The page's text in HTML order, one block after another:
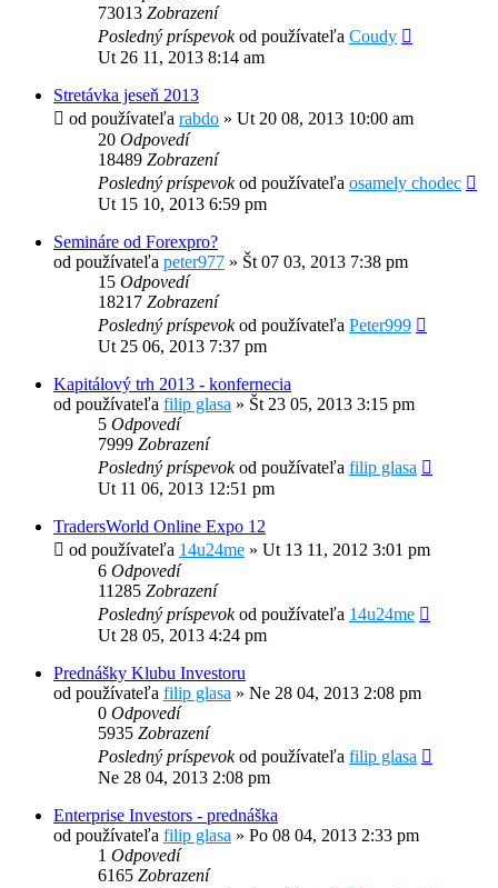
73013 Zobrazení
Posledný príspevokod používateľa Coudy
Ut 26 11, 2013 8:14 am
Stretávka jeseň 2013
od používateľa rabdo » Ut 20 08, 2013 10:00 am
20 Odpovedí
18489 Zobrazení
Posledný príspevokod používateľa osamely chodec
Ut 15 10, 2013 6:59 pm
Semináre od Forexpro?
od používateľa peter977 » Št 07 03, 2013 7:38 pm
15 Odpovedí
18217 Zobrazení
Posledný príspevokod používateľa Peter999
Ut 25 06, 2013 7:37 pm
Kapitálový trh 2013 - konfernecia
od používateľa filip glasa » Št 23 05, 2013 3:15 pm
5 Odpovedí
7999 Zobrazení
Posledný príspevokod používateľa filip glasa
Ut 11 06, 2013 12:51 pm
TradersWorld Online Expo 12
od používateľa 14u24me » Ut 13 11, 2012 3:01 pm
6 Odpovedí
11285 Zobrazení
Posledný príspevokod používateľa 14u24me
Ut 28 05, 2013 4:24 pm
Prednášky Klubu Investoru
od používateľa filip glasa » Ne 28 04, 2013 2:08 pm
0 Odpovedí
5935 Zobrazení
Posledný príspevokod používateľa filip glasa
Ne 28 04, 2013 2:08 pm
Enterprise Investors - prednáška
od používateľa filip glasa » Po 08 04, 2013 2:33 pm
1 Odpovedí
6165 Zobrazení